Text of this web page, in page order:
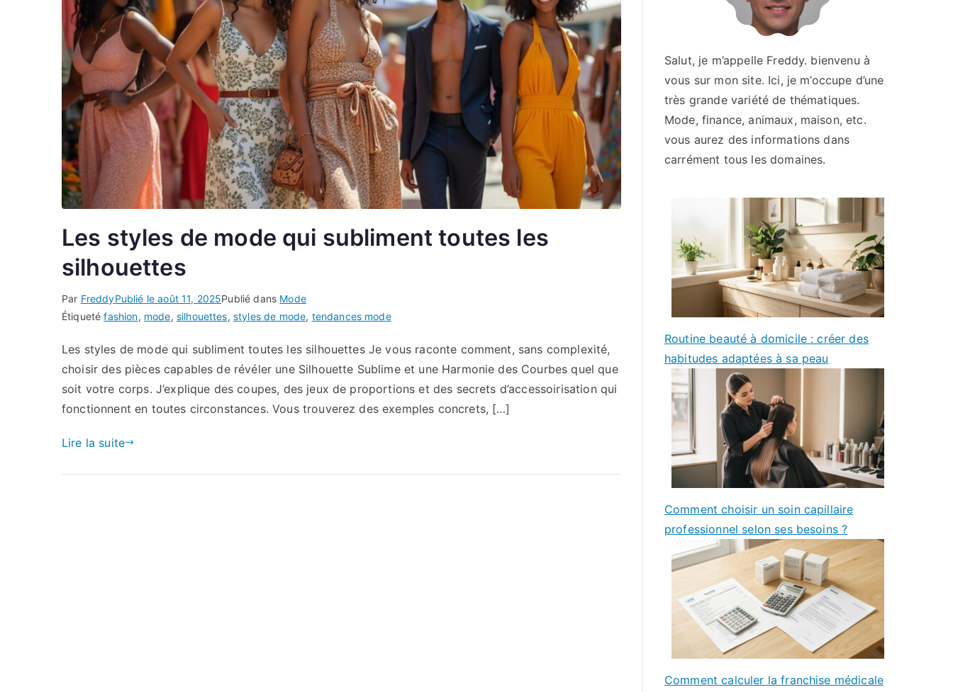
Les styles de mode qui subliment toutes les
silhouettes
Par FreddyPublié leaoût 11, 2025Publié dans Mode
Étiquetéfashion, mode, silhouettes, styles de mode, tendances mode
Les styles de mode qui subliment toutes les silhouettes Je vous raconte comment, sans complexité,
choisir des pièces capables de révéler une Silhouette Sublime et une Harmonie des Courbes quel que
soit votre corps. J’explique des coupes, des jeux de proportions et des secrets d’accessoirisation qui
fonctionnent en toutes circonstances. Vous trouverez des exemples concrets, […]
Lire la suite
Salut, je m’appelle Freddy. bienvenu à
vous sur mon site. Ici, je m’occupe d’une
très grande variété de thématiques.
Mode, finance, animaux, maison, etc.
vous aurez des informations dans
carrément tous les domaines.
Routine beauté à domicile : créer des
habitudes adaptées à sa peau
Comment choisir un soin capillaire
professionnel selon ses besoins ?
Comment calculer la franchise médicale